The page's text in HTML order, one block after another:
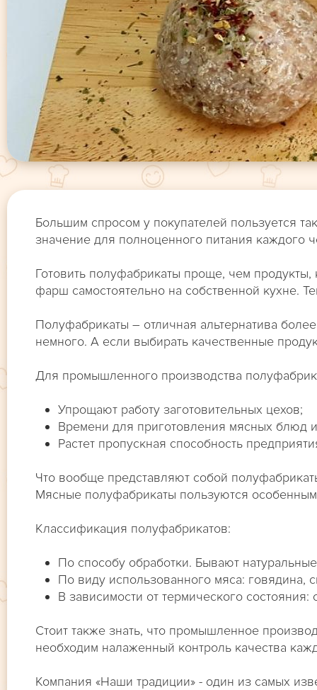
Большим спросом у покупателей пользуется
значение для полноценного питания каждого
Готовить полуфабрикаты проще, чем
фарш самостоятельно на собственной кухне.
Полуфабрикаты – отличная альтернатива
немного. А если выбирать качественные
Для промышленного производства
Упрощают работу заготовительных цехов;
Времени для приготовления мясных блюд
Растет пропускная способность
Что вообще представляют собой
Мясные полуфабрикаты пользуются
Классификация полуфабрикатов:
По способу обработки. Бывают
По виду использованного мяса: говядина,
В зависимости от термического
Стоит также знать, что промышленное
необходим налаженный контроль качества
Компания «Наши традиции» - один из самых